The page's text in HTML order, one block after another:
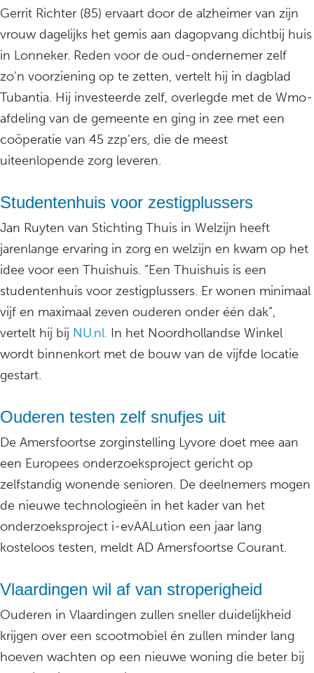
Gerrit Richter (85) ervaart door de alzheimer van zijn
vrouw dagelijks het gemis aan dagopvang dichtbij huis
in Lonneker. Reden voor de oud-ondernemer zelf
zo’n voorziening op te zetten, vertelt hij in dagblad
Tubantia. Hij investeerde zelf, overlegde met de Wmo-
afdeling van de gemeente en ging in zee met een
coöperatie van 45 zzp’ers, die de meest
uiteenlopende zorg leveren.
Studentenhuis voor zestigplussers
Jan Ruyten van Stichting Thuis in Welzijn heeft
jarenlange ervaring in zorg en welzijn en kwam op het
idee voor een Thuishuis. “Een Thuishuis is een
studentenhuis voor zestigplussers. Er wonen minimaal
vijf en maximaal zeven ouderen onder één dak”,
vertelt hij bij NU.nl. In het Noordhollandse Winkel
wordt binnenkort met de bouw van de vijfde locatie
gestart.
Ouderen testen zelf snufjes uit
De Amersfoortse zorginstelling Lyvore doet mee aan
een Europees onderzoeksproject gericht op
zelfstandig wonende senioren. De deelnemers mogen
de nieuwe technologieën in het kader van het
onderzoeksproject i-evAALution een jaar lang
kosteloos testen, meldt AD Amersfoortse Courant.
Vlaardingen wil af van stroperigheid
Ouderen in Vlaardingen zullen sneller duidelijkheid
krijgen over een scootmobiel én zullen minder lang
hoeven wachten op een nieuwe woning die beter bij